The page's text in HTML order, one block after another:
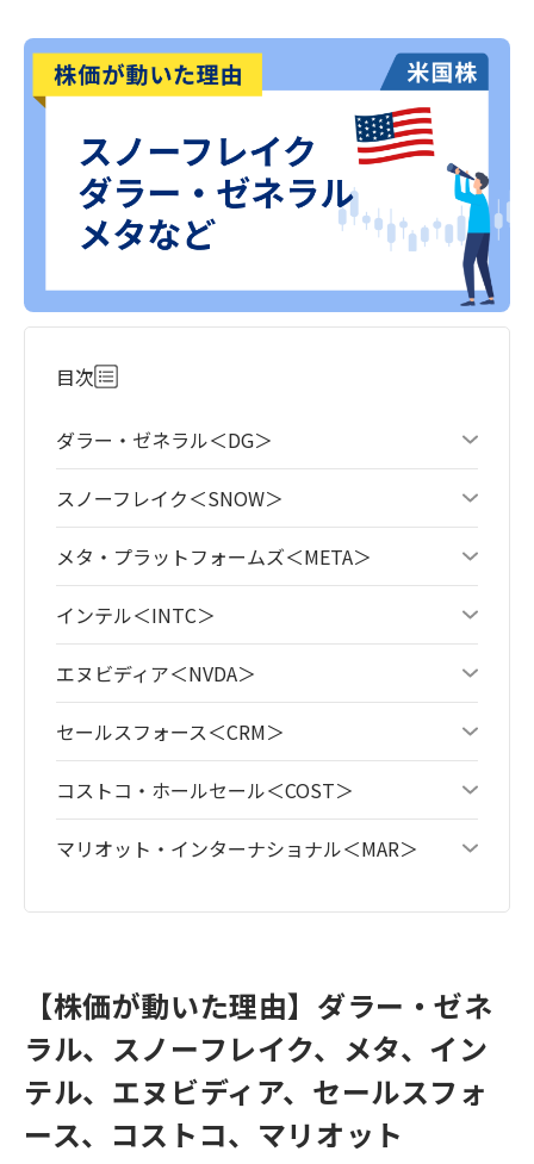
目次
ダラー・ゼネラル＜DG＞
スノーフレイク＜SNOW＞
メタ・プラットフォームズ＜META＞
インテル＜INTC＞
エヌビディア＜NVDA＞
セールスフォース＜CRM＞
コストコ・ホールセール＜COST＞
マリオット・インターナショナル＜MAR＞
【株価が動いた理由】ダラー・ゼネ
ラル、スノーフレイク、メタ、イン
テル、エヌビディア、セールスフォ
ース、コストコ、マリオット